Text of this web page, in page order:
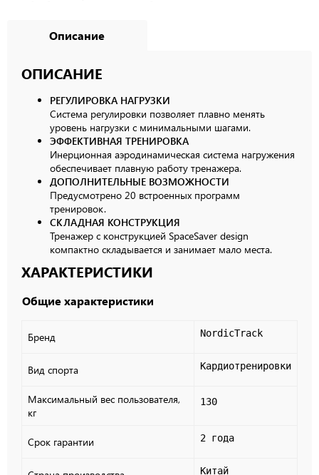
Описание
ОПИСАНИЕ
РЕГУЛИРОВКА НАГРУЗКИ
Система регулировки позволяет плавно менять
уровень нагрузки с минимальными шагами.
ЭФФЕКТИВНАЯ ТРЕНИРОВКА
Инерционная аэродинамическая система нагружения
обеспечивает плавную работу тренажера.
ДОПОЛНИТЕЛЬНЫЕ ВОЗМОЖНОСТИ
Предусмотрено 20 встроенных программ
тренировок.
СКЛАДНАЯ КОНСТРУКЦИЯ
Тренажер с конструкцией SpaceSaver design
компактно складывается и занимает мало места.
ХАРАКТЕРИСТИКИ
Общие характеристики
Бренд NordicTrack
Вид спорта Кардиотренировки
Максимальный вес пользователя,
кг
130
Срок гарантии 2 года
Китай